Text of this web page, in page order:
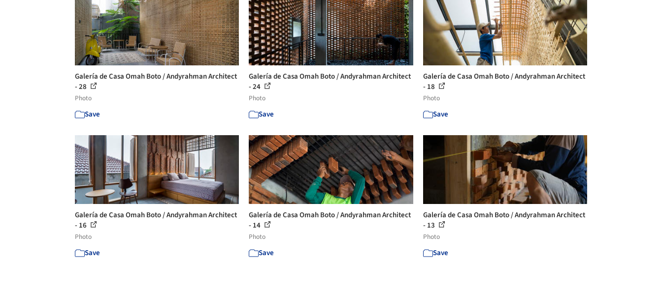
Galería de Casa Omah Boto / Andyrahman Architect
- 28
Photo
Save
Galería de Casa Omah Boto / Andyrahman Architect
- 24
Photo
Save
Galería de Casa Omah Boto / Andyrahman Architect
- 18
Photo
Save
Galería de Casa Omah Boto / Andyrahman Architect
- 16
Photo
Save
Galería de Casa Omah Boto / Andyrahman Architect
- 14
Photo
Save
Galería de Casa Omah Boto / Andyrahman Architect
- 13
Photo
Save